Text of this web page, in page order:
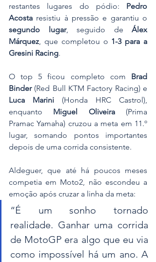
restantes lugares do pódio: Pedro
Acosta
segundo lugar, seguido de Álex
Márquez , que completou o 1-3 para a
Gresini Racing.
O top 5 ficou completo com Brad
Binder
Luca Marini (Honda HRC Castrol),
enquanto Miguel Oliveira (Prima
Pramac Yamaha) cruzou a meta em 11.º
lugar, somando pontos importantes
depois de uma corrida consistente.
Aldeguer, que até há poucos meses
competia em Moto2, não escondeu a
emoção após cruzar a linha da meta:
“É um sonho tornado
realidade. Ganhar uma corrida
de MotoGP era algo que eu via
como impossível há um ano. A